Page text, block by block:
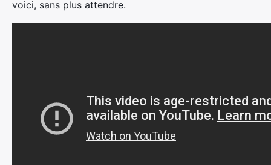
voici, sans plus attendre.